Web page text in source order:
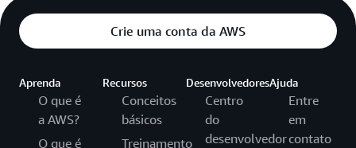
Crie uma conta da AWS
Aprenda
O que é
a AWS?
O que é
Recursos
Conceitos
básicos
Treinamento
Desenvolvedores
Centro
do
desenvolvedor
Ajuda
Entre
em
contato